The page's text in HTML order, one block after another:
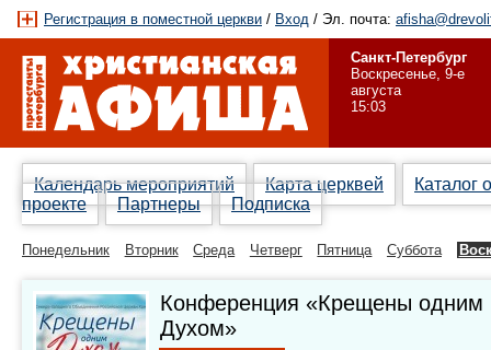
Регистрация в поместной церкви / Вход / Эл. почта:
Санкт-Петербург
Воскресенье, 9-е
августа
15:03
Календарь мероприятий Карта церквей
Каталог
проекте
Партнеры Подписка
Понедельник Вторник Среда Четверг Пятница Суббота
Конференция «Крещены одним
Духом»